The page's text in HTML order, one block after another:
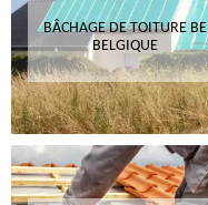
BÂCHAGE DE TOITURE BE
BELGIQUE